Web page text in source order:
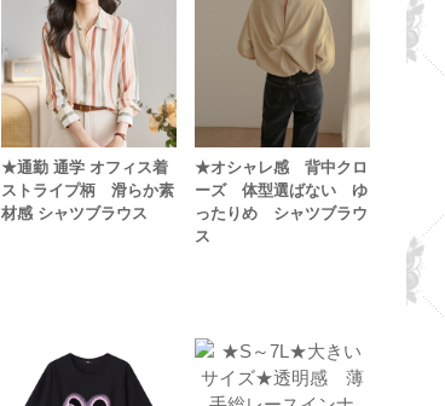
★通勤 通学 オフィス着
ストライプ柄 滑らか素
材感 シャツブラウス
★オシャレ感 背中クロ
ーズ 体型選ばない ゆ
ったりめ シャツブラウ
ス